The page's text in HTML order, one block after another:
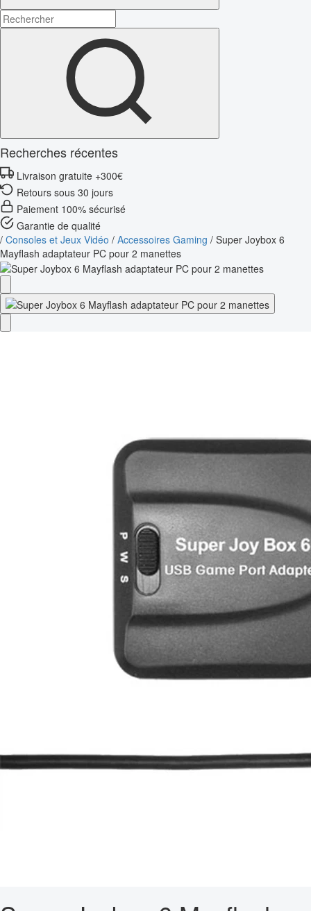
Recherches récentes
Livraison gratuite +300€
Retours sous 30 jours
Paiement 100% sécurisé
Garantie de qualité
/ Consoles et Jeux Vidéo / Accessoires Gaming / Super Joybox 6
Mayflash adaptateur PC pour 2 manettes